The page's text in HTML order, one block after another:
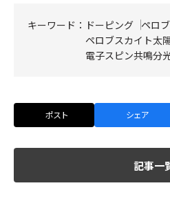
キーワード： ドーピング ペロ
ペロブスカイト太
電子スピン共鳴分
ポスト シェア
記事一